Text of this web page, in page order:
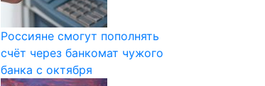
Россияне смогут пополнять
счёт через банкомат чужого
банка с октября